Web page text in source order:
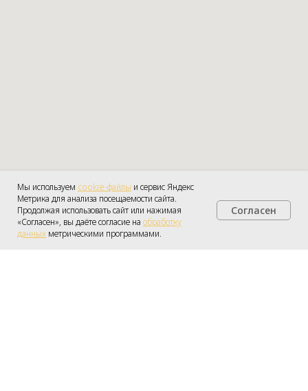
Получить консультацию
Мы используем cookie-файлы и сервис Яндекс
Метрика для анализа посещаемости сайта.
Продолжая использовать сайт или нажимая
«Согласен», вы даёте согласие на обработку
данных метрическими программами.
Согласен